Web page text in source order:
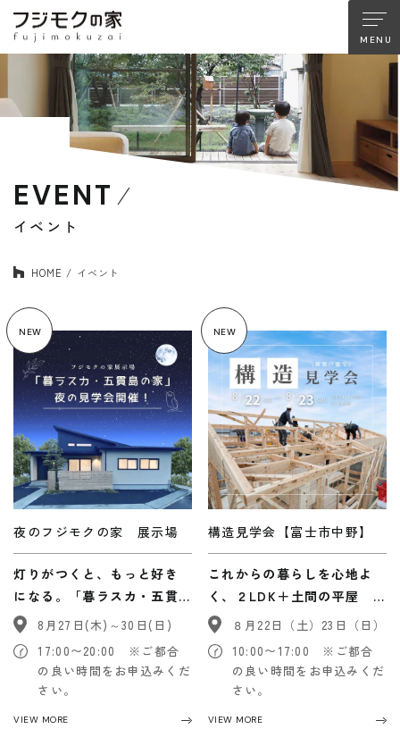
About FUJIMOKU’S HOUSE
フジモクの家について
設計とデザイン
確かな住宅性能
アフターサポート
Company
会社情報
Staff
スタッフ紹介
Faq
よくあるご質問
Contact
資料請求・
お問い合わせ
Web magazine
メルマガ登録
Recruit
採用情報
Works
施工事例
Interview
住まい手の声
Event
イベント情報
Blog
ブログ
ショールーム
紹介
Modelhouse
モデルハウス
紹介
EVENT
イベント
HOME イベント
NEW
夜のフジモクの家 展示場
灯りがつくと、もっと好き
になる。「暮ラスカ・五貫
島の家」夜の見学会
8月27日(木)～30日(日)
17:00〜20:00 ※ご都合
の良い時間をお申込みくだ
さい。
VIEW MORE
NEW
構造見学会【富士市中野】
これからの暮らしを心地よ
く、２LDK＋土間の平屋
構造見学会
８月22日（土）23日（日）
10:00〜17:00 ※ご都合
の良い時間をお申込みくだ
さい。
VIEW MORE